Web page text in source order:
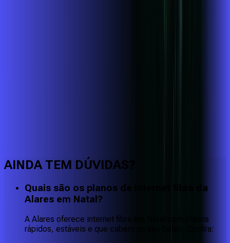
AINDA TEM DÚVIDAS?
Quais são os planos de internet fibra da
Alares em Natal?
A Alares oferece internet fibra em Natal com planos
rápidos, estáveis e que cabem no seu bolso. Confira: